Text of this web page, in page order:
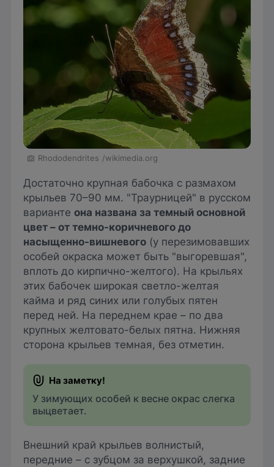
Rhododendrites /wikimedia.org
Достаточно крупная бабочка с размахом
крыльев 70–90 мм. "Траурницей" в русском
варианте она названа за темный основной
цвет – от темно-коричневого до
насыщенно-вишневого (у перезимовавших
особей окраска может быть "выгоревшая",
вплоть до кирпично-желтого). На крыльях
этих бабочек широкая светло-желтая
кайма и ряд синих или голубых пятен
перед ней. На переднем крае – по два
крупных желтовато-белых пятна. Нижняя
сторона крыльев темная, без отметин.
У зимующих особей к весне окрас слегка
выцветает.
Внешний край крыльев волнистый,
передние – с зубцом за верхушкой, задние